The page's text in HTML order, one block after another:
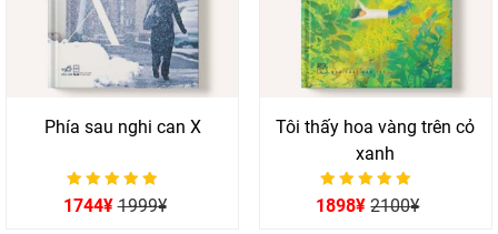
Phía sau nghi can X
Được xếp hạng
0
1744¥ 1999¥
Tôi thấy hoa vàng trên cỏ
xanh
Được xếp hạng
0
1898¥ 2100¥